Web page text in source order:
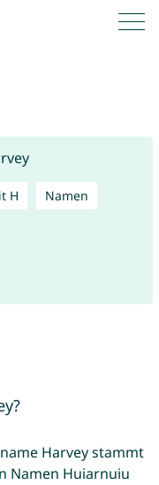
H Namen
Harvey stammt
Namen Huiarnuiu